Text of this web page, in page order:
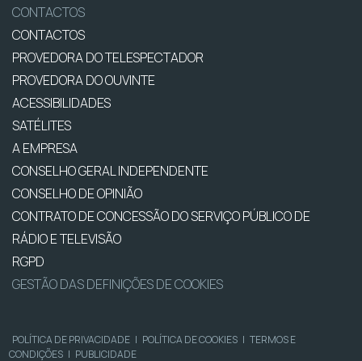
CONTACTOS
CONTACTOS
PROVEDORA DO TELESPECTADOR
PROVEDORA DO OUVINTE
ACESSIBILIDADES
SATÉLITES
A EMPRESA
CONSELHO GERAL INDEPENDENTE
CONSELHO DE OPINIÃO
CONTRATO DE CONCESSÃO DO SERVIÇO PÚBLICO DE
RÁDIO E TELEVISÃO
RGPD
GESTÃO DAS DEFINIÇÕES DE COOKIES
POLÍTICA DE PRIVACIDADE | POLÍTICA DE COOKIES | TERMOS E
CONDIÇÕES | PUBLICIDADE